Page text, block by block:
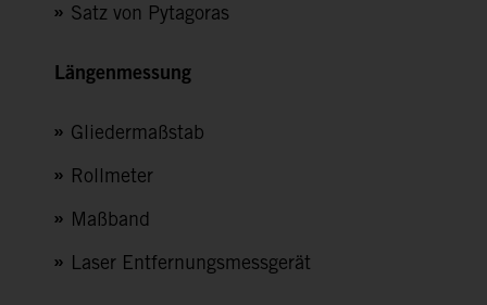
Satz von Pytagoras
Längenmessung
Gliedermaßstab
Rollmeter
Maßband
Laser Entfernungsmessgerät